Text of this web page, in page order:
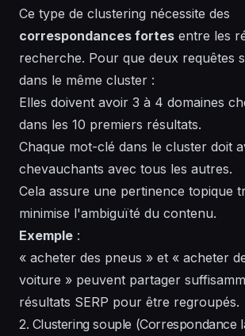
Ce type de clustering nécessite des
correspondances fortes entre les
recherche. Pour que deux requêtes
dans le même cluster :
Elles doivent avoir 3 à 4 domaines
dans les 10 premiers résultats.
Chaque mot-clé dans le cluster doit
chevauchants avec tous les autres.
Cela assure une pertinence topique
minimise l'ambiguïté du contenu.
Exemple :
« acheter des pneus » et « acheter
voiture » peuvent partager
résultats SERP pour être regroupés.
2. Clustering souple (Correspondance